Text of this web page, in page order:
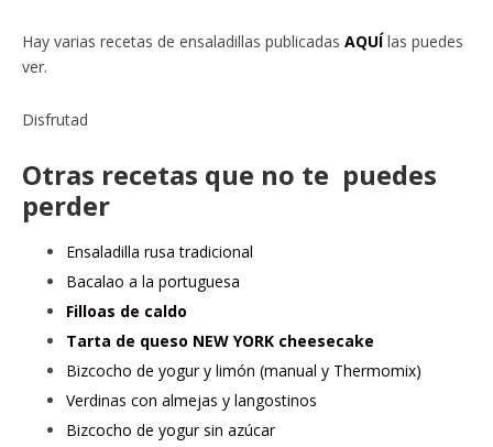
Hay varias recetas de ensaladillas publicadas AQUÍlas puedes
ver.
Disfrutad
Otras recetas que no te puedes
perder
Ensaladilla rusa tradicional
Bacalao a la portuguesa
Filloas de caldo
Tarta de queso NEW YORK cheesecake
Bizcocho de yogur y limón (manual y Thermomix)
Verdinas con almejas y langostinos
Bizcocho de yogur sin azúcar